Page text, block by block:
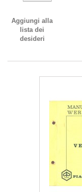
Aggiungi alla
lista dei
desideri